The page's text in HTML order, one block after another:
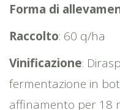
Forma di
Raccolto: 60 q/ha
Vinificazione:
fermentazione in
affinamento per 18